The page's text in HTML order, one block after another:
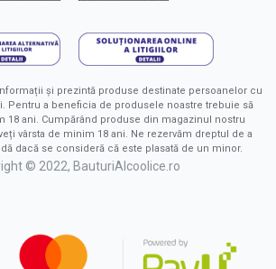
și prezintă produse destinate persoanelor cu
Pentru a beneficia de produsele noastre trebuie să
18 ani. Cumpărând produse din magazinul nostru
vârsta de minim 18 ani. Ne rezervăm dreptul de a
dacă se consideră că este plasată de un minor.
© 2022, BauturiAlcoolice.ro